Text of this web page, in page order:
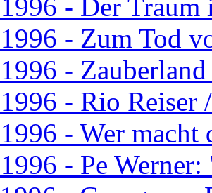
- Der Traum
- Zum Tod
-
- Rio Reiser
- Wer macht
- Pe